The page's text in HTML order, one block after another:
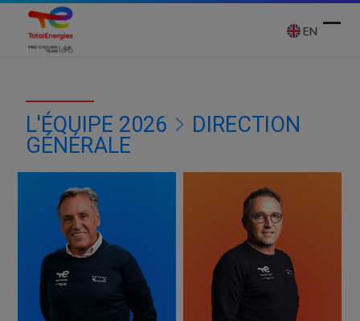
Skip
content
EN
L'ÉQUIPE 2026
DIRECTION
GÉNÉRALE